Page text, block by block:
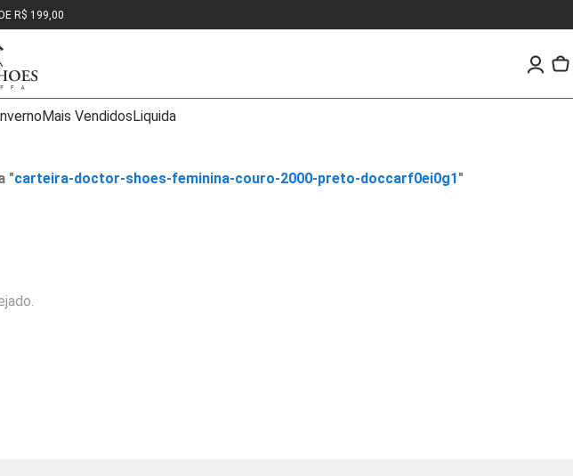
Mais VendidosLiquida
"carteira-doctor-shoes-feminina-couro-2000-preto-doccarf0ei0g1"